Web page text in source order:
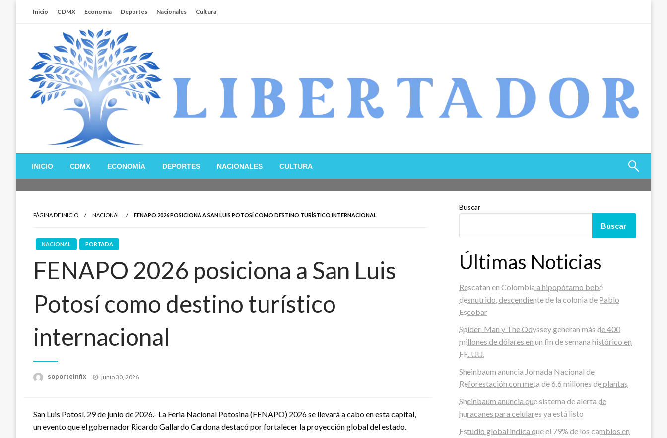
Inicio CDMX Economía Deportes Nacionales Cultura
Libertador MX
INICIO CDMX ECONOMÍA DEPORTES NACIONALES CULTURA
PÁGINA DE INICIO NACIONAL FENAPO 2026 POSICIONA A SAN LUIS POTOSÍ COMO DESTINO TURÍSTICO INTERNACIONAL
NACIONAL PORTADA
FENAPO 2026 posiciona a San Luis
Potosí como destino turístico
internacional
soporteinfix
Publicado
junio 30, 2026
San Luis Potosí, 29 de junio de 2026.- La Feria Nacional Potosina (FENAPO) 2026 se llevará a cabo en esta capital,
un evento que el gobernador Ricardo Gallardo Cardona destacó por fortalecer la proyección global del estado.
Buscar
Buscar
Últimas Noticias
Rescatan en Colombia a hipopótamo bebé
desnutrido, descendiente de la colonia de Pablo
Escobar
Spider-Man y The Odyssey generan más de 400
millones de dólares en un fin de semana histórico en
EE. UU.
Sheinbaum anuncia Jornada Nacional de
Reforestación con meta de 6.6 millones de plantas
Sheinbaum anuncia que sistema de alerta de
huracanes para celulares ya está listo
Estudio global indica que el 79% de los cambios en